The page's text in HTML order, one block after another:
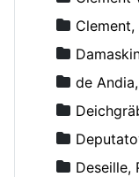
de
Deseille,